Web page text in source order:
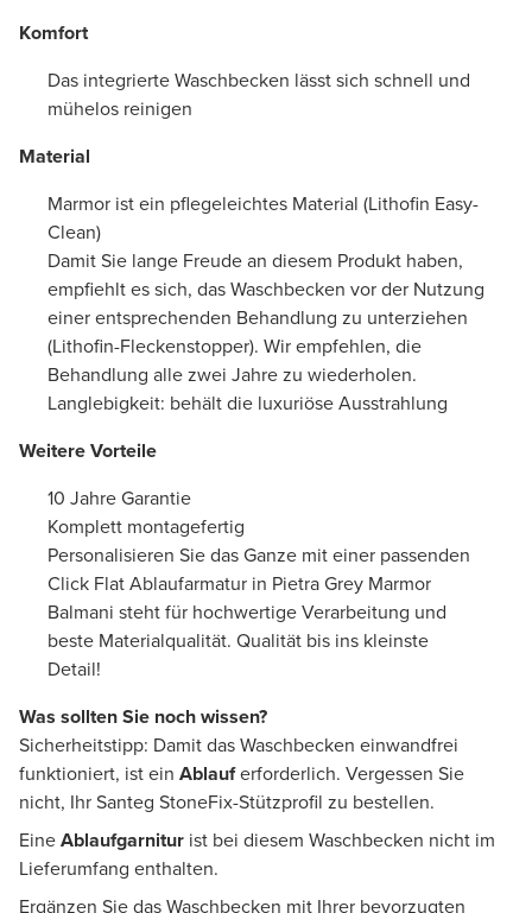
Komfort
Das integrierte Waschbecken lässt sich schnell und
mühelos reinigen
Material
Marmor ist ein pflegeleichtes Material (Lithofin Easy-
Clean)
Damit Sie lange Freude an diesem Produkt haben,
empfiehlt es sich, das Waschbecken vor der Nutzung
einer entsprechenden Behandlung zu unterziehen
(Lithofin-Fleckenstopper). Wir empfehlen, die
Behandlung alle zwei Jahre zu wiederholen.
Langlebigkeit: behält die luxuriöse Ausstrahlung
Weitere Vorteile
10 Jahre Garantie
Komplett montagefertig
Personalisieren Sie das Ganze mit einer passenden
Click Flat Ablaufarmatur in Pietra Grey Marmor
Balmani steht für hochwertige Verarbeitung und
beste Materialqualität. Qualität bis ins kleinste
Detail!
Was sollten Sie noch wissen?
Sicherheitstipp: Damit das Waschbecken einwandfrei
funktioniert, ist ein Ablauferforderlich. Vergessen Sie
nicht, Ihr Santeg StoneFix-Stützprofil zu bestellen.
EineAblaufgarnitur ist bei diesem Waschbecken nicht im
Lieferumfang enthalten.
Ergänzen Sie das Waschbecken mit Ihrer bevorzugten